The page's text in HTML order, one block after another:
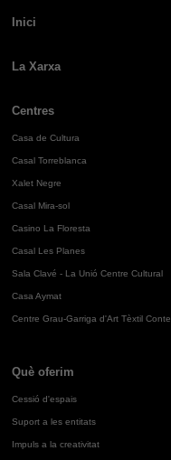
Inici
La Xarxa
Centres
Casa de Cultura
Casal Torreblanca
Xalet Negre
Casal Mira-sol
Casino La Floresta
Casal Les Planes
Sala Clavé - La Unió Centre Cultural
Casa Aymat
Centre Grau-Garriga d'Art Tèxtil
Què oferim
Cessió d'espais
Suport a les entitats
Impuls a la creativitat